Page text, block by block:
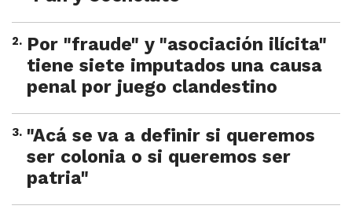
2. Por "fraude" y "asociación ilícita"
tiene siete imputados una causa
penal por juego clandestino
3. "Acá se va a definir si queremos
ser colonia o si queremos ser
patria"